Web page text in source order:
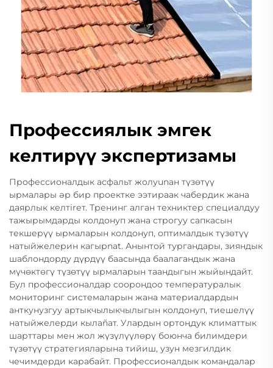
Профессиялык эмгек
келтирүү экспертизамы
Профессионалдык асфальт жолуunан түзөтүү
ырмалары әр бир проектке ээтираак чабердик жана
даярлык келтirет. Тренинг алган техниктер специалдуу
тажырымдарды колдонуп жана строгуу сапкасын
текшерүү ырмаларын колдонуп, оптималдык түзөтүү
натыйжелерин кагырnat. Анынтой тургандары, зияндык
шаблондорду дүрдүү баасында баалагандык жана
мүчөктөгү түзөтүү ырмаларын таандыгын жыйындайт.
Бул профессионалдар соорондоо температуралык
мониторинг системаларын жана материалдардын
анткунузгуу артыкчылыкчылыгын колдонуп, тиешелүү
натыйжелерди кылañат. Улардын ортоңдук климаттык
шарттары мен жол жүзүлүүлөрү боюнча билимдери
түзөтүү стратегияларына тийиш, узун мезгилдик
чечимдерди карабайт. Профессионалдык командалар